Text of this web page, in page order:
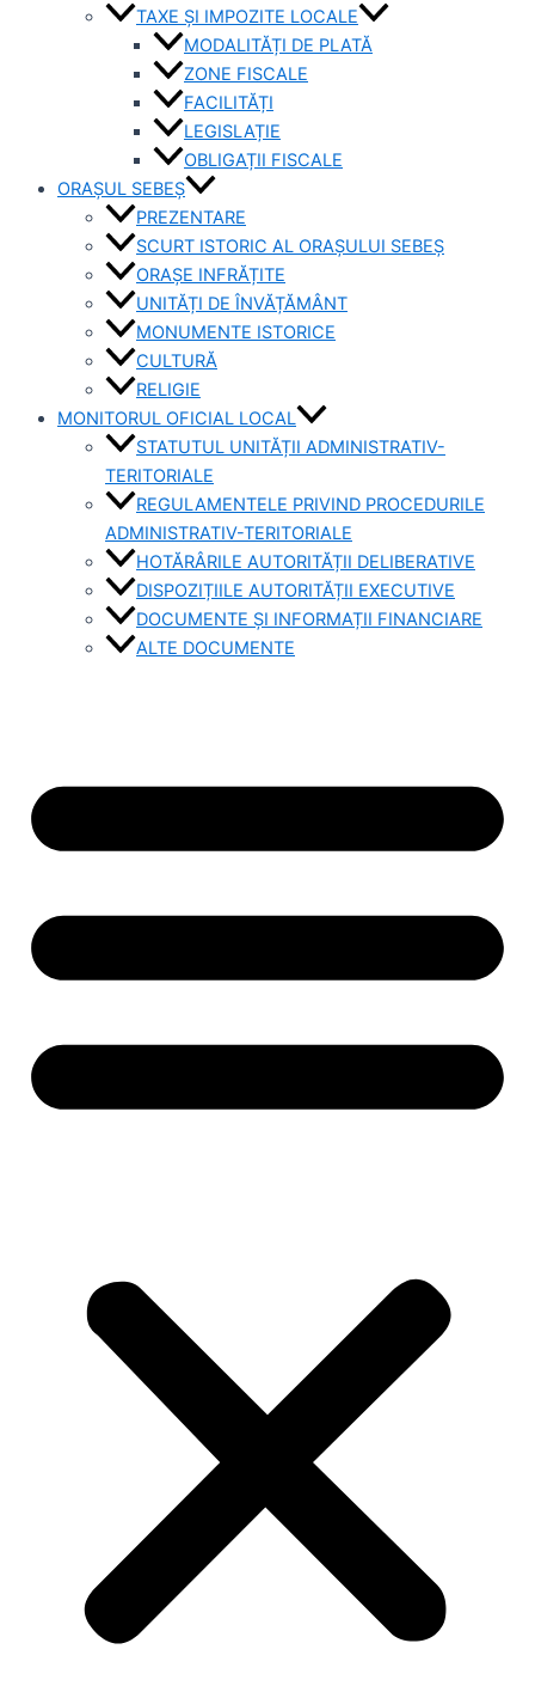
TAXE ȘI IMPOZITE LOCALE
MODALITĂȚI DE PLATĂ
ZONE FISCALE
FACILITĂȚI
LEGISLAȚIE
OBLIGAȚII FISCALE
ORAȘUL SEBEȘ
PREZENTARE
SCURT ISTORIC AL ORAȘULUI SEBEȘ
ORAȘE INFRĂȚITE
UNITĂȚI DE ÎNVĂȚĂMÂNT
MONUMENTE ISTORICE
CULTURĂ
RELIGIE
MONITORUL OFICIAL LOCAL
STATUTUL UNITĂȚII ADMINISTRATIV-
TERITORIALE
REGULAMENTELE PRIVIND PROCEDURILE
ADMINISTRATIV-TERITORIALE
HOTĂRÂRILE AUTORITĂȚII DELIBERATIVE
DISPOZIȚIILE AUTORITĂȚII EXECUTIVE
DOCUMENTE ȘI INFORMAȚII FINANCIARE
ALTE DOCUMENTE